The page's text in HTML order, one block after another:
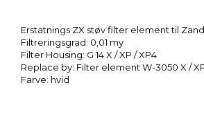
Erstatnings ZX støv filter element til
Filtreringsgrad: 0,01 my
Filter Housing: G 14 X / XP / XP4
Replace by: Filter element W-3050 X /
Farve: hvid